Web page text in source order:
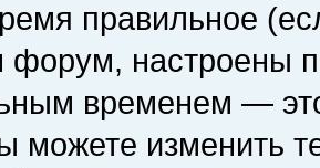
правильное
настроены
временем —
можете изменить